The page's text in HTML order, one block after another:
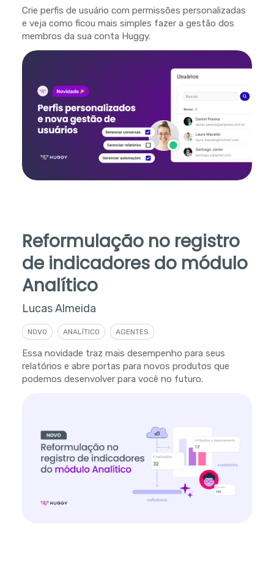
Crie perfis de usuário com permissões personalizadas
e veja como ficou mais simples fazer a gestão dos
membros da sua conta Huggy.
Reformulação no registro
de indicadores do módulo
Analítico
Lucas Almeida
NOVO ANALÍTICO AGENTES
Essa novidade traz mais desempenho para seus
relatórios e abre portas para novos produtos que
podemos desenvolver para você no futuro.